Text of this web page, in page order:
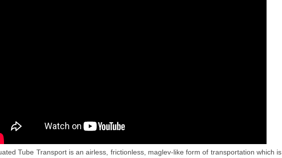
Tube Transport is an airless, frictionless, maglev-like form of transportation which is